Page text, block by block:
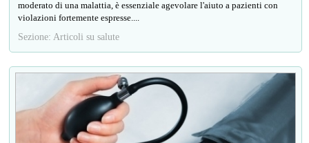
moderato di una malattia, è essenziale agevolare l'aiuto a pazienti con
violazioni fortemente espresse....
Sezione: Articoli su salute